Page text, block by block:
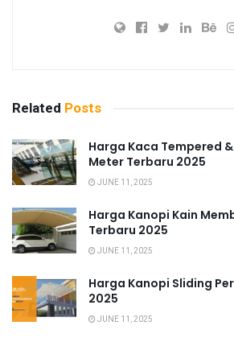
Related Posts
Harga Kaca Tempered
Meter Terbaru 2025
JUNE 11, 2025
Harga Kanopi Kain
Terbaru 2025
JUNE 11, 2025
Harga Kanopi Sliding
2025
JUNE 11, 2025